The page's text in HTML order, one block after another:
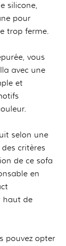
silicone,
pour
trop ferme.
vous
avec une
et
selon une
critères
de ce sofa
en
haut de
pouvez opter